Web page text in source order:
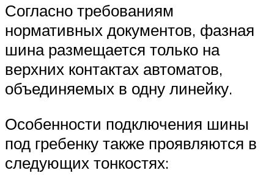
Согласно требованиям
нормативных документов, фазная
шина размещается только на
верхних контактах автоматов,
объединяемых в одну линейку.
Особенности подключения шины
под гребенку также проявляются в
следующих тонкостях: